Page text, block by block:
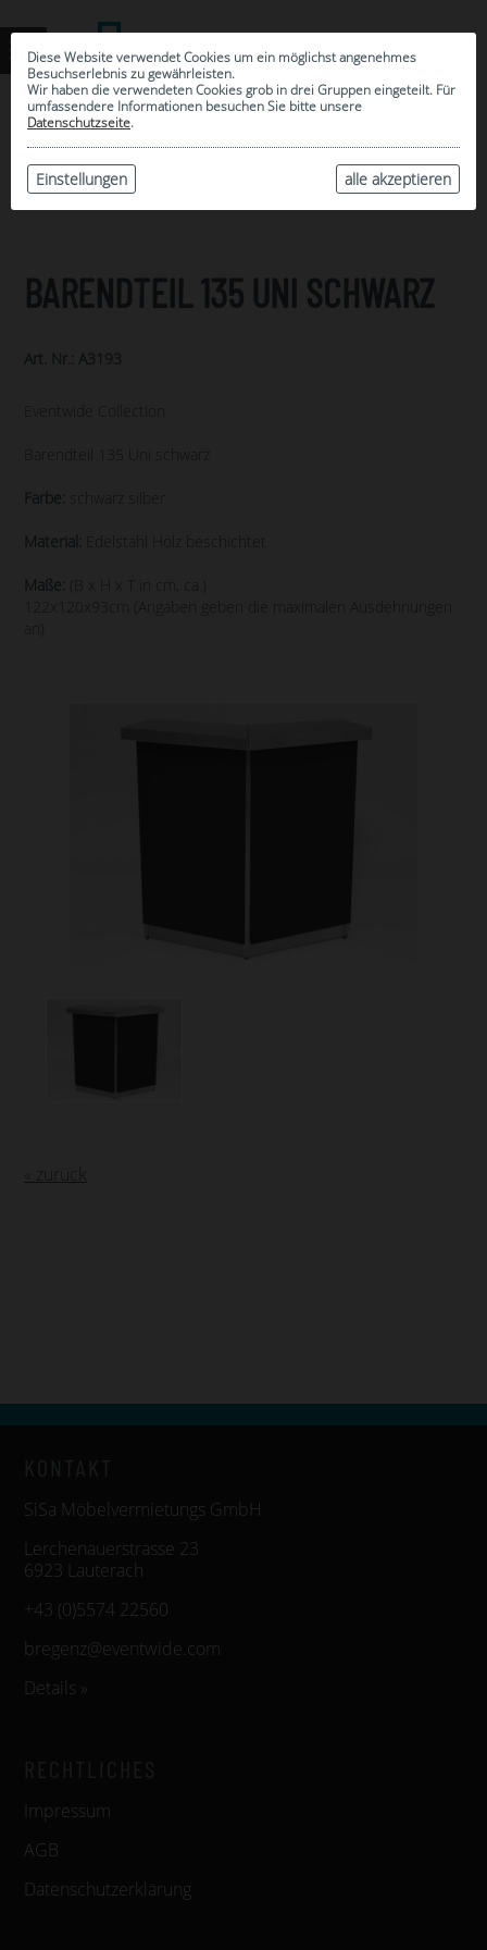
Diese Website verwendet Cookies um ein möglichst angenehmes
Besuchserlebnis zu gewährleisten.
Wir haben die verwendeten Cookies grob in drei Gruppen eingeteilt. Für
umfassendere Informationen besuchen Sie bitte unsere
Datenschutzseite.
alle akzeptieren
Einstellungen
ARCHIV
BARENDTEIL 135 UNI SCHWARZ
Art. Nr.: A3193
Eventwide Collection
Barendteil 135 Uni schwarz
Farbe: schwarz silber
Material: Edelstahl Holz beschichtet
Maße:
(B x H x T in cm, ca.)
122x120x93cm (Angaben geben die maximalen Ausdehnungen
an)
« zurück
SiSa Möbelvermietungs GmbH
Lerchenauerstrasse 23
6923 Lauterach
+43 (0)5574 22560
bregenz@eventwide.com
Details »
Impressum
AGB
Datenschutzerklärung